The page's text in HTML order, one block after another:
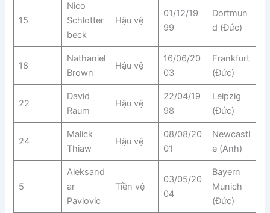
15
Nico
Schlotter
beck
Hậu vệ
01/12/19
99
Dortmun
d (Đức)
18
Nathaniel
Brown
Hậu vệ
16/06/20
03
Frankfurt
(Đức)
22
David
Raum
Hậu vệ
22/04/19
98
Leipzig
(Đức)
24
Malick
Thiaw
Hậu vệ
08/08/20
01
Newcastl
e (Anh)
5
Aleksand
ar
Pavlovic
Tiền vệ
03/05/20
04
Bayern
Munich
(Đức)